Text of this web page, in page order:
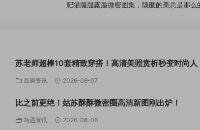
肥猫腿腿露脸微密图集，隐匿的美总是那么
苏老师超棒10套精致穿搭！高清美照赏析秒变时尚人
岛遇资讯 2026-08-07
比之前更绝！姑苏酥酥微密圈高清新图刚出炉！
岛遇资讯 2026-08-06